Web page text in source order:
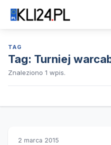
TAG
Tag: Turniej
Znaleziono 1 wpis.
2 marca 2015